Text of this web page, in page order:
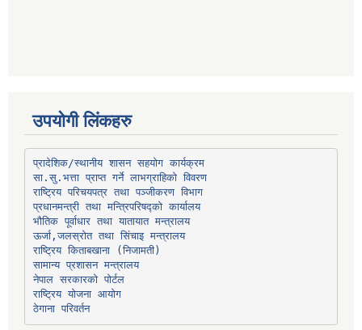
उपयोगी लिंकहरु
प्रादेशिक/स्थानीय शासन सहयोग कार्यक्रम
सा.सु.भत्ता प्राप्त गर्ने लाभग्राहिको विवरण
राष्ट्रिय परिचयपत्र तथा पञ्‍जीकरण विभाग
प्रधानमन्त्री तथा मन्त्रिपरिषद्को कार्यालय
भौतिक पूर्वाधार तथा यातायात मन्त्रालय
ऊर्जा,जलस्रोत तथा सिंचाइ मन्त्रालय
सामान्य प्रशासन मन्त्रालय
नेपाल सरकारको पोर्टल
राष्ट्रिय योजना आयोग
ठेगाना परिवर्तन